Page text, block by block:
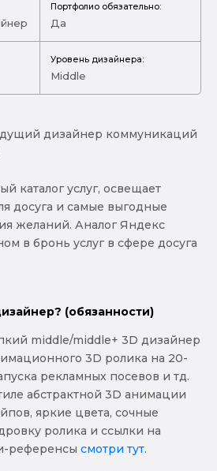
Портфолио обязательно:
Да
Уровень дизайнера:
Middle
дизайнер коммуникаций
каталог услуг, освещает
досуга и самые выгодные
желаний. Аналог Яндекс
в бронь услуг в сфере досуга
(обязанности)
middle/middle+ 3D дизайнер
3D ролика на 20-
рекламных посевов и тд.
абстрактной 3D анимации
яркие цвета, сочные
ролика и ссылки на
референсы смотри тут.